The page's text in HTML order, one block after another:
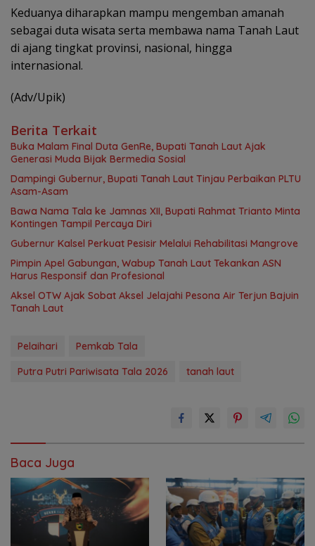
Keduanya diharapkan mampu mengemban amanah
sebagai duta wisata serta membawa nama Tanah Laut
di ajang tingkat provinsi, nasional, hingga
internasional.
(Adv/Upik)
Berita Terkait
Buka Malam Final Duta GenRe, Bupati Tanah Laut Ajak
Generasi Muda Bijak Bermedia Sosial
Dampingi Gubernur, Bupati Tanah Laut Tinjau Perbaikan PLTU
Asam-Asam
Bawa Nama Tala ke Jamnas XII, Bupati Rahmat Trianto Minta
Kontingen Tampil Percaya Diri
Gubernur Kalsel Perkuat Pesisir Melalui Rehabilitasi Mangrove
Pimpin Apel Gabungan, Wabup Tanah Laut Tekankan ASN
Harus Responsif dan Profesional
Aksel OTW Ajak Sobat Aksel Jelajahi Pesona Air Terjun Bajuin
Tanah Laut
Pelaihari
Pemkab Tala
Putra Putri Pariwisata Tala 2026
tanah laut
Baca Juga